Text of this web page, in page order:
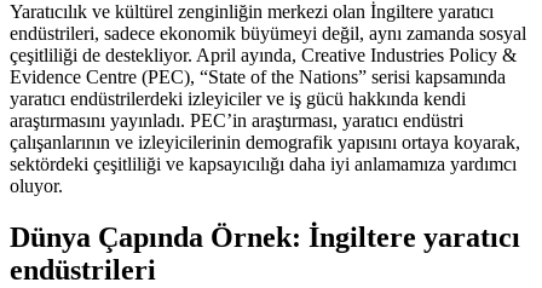
Yaratıcılık ve kültürel zenginliğin merkezi olan İngiltere yaratıcı
endüstrileri, sadece ekonomik büyümeyi değil, aynı zamanda sosyal
çeşitliliği de destekliyor. April ayında, Creative Industries Policy &
Evidence Centre (PEC), “State of the Nations” serisi kapsamında
yaratıcı endüstrilerdeki izleyiciler ve iş gücü hakkında kendi
araştırmasını yayınladı. PEC’in araştırması, yaratıcı endüstri
çalışanlarının ve izleyicilerinin demografik yapısını ortaya koyarak,
sektördeki çeşitliliği ve kapsayıcılığı daha iyi anlamamıza yardımcı
oluyor.
Dünya Çapında Örnek: İngiltere yaratıcı
endüstrileri